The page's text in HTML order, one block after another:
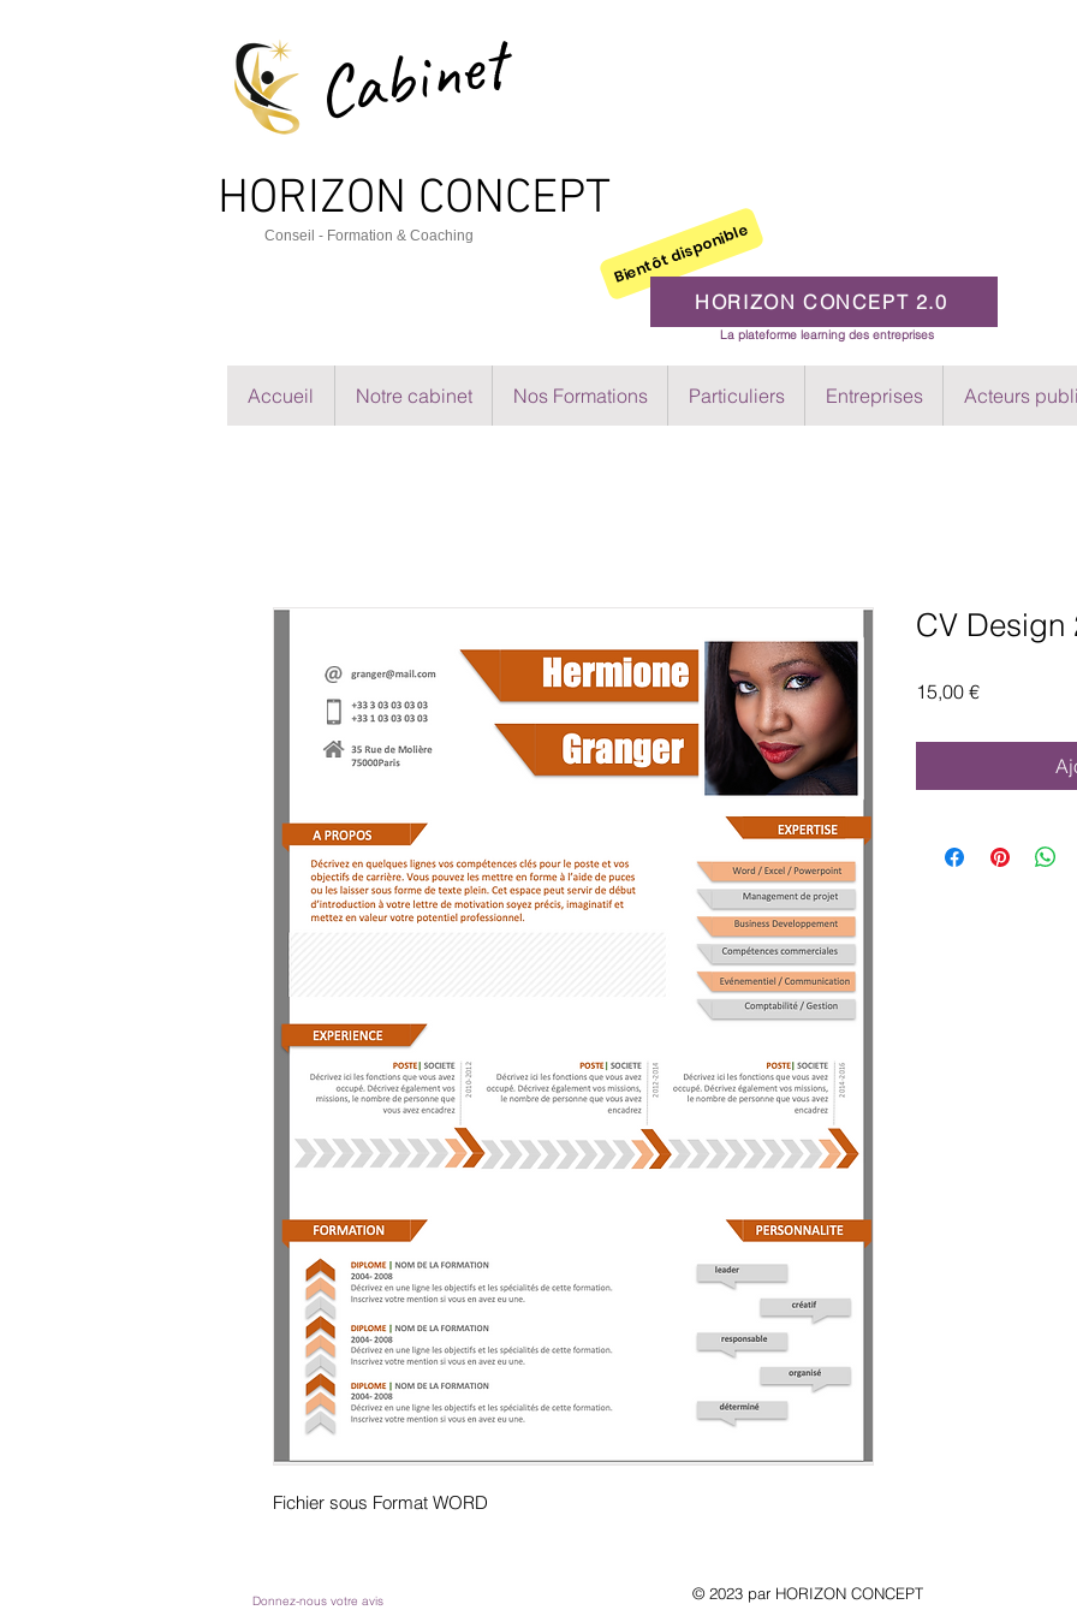
Cabinet
HORIZON CONCEPT
Conseil - Formation & Coaching Bientôt disponible
HORIZON CONCEPT 2.0
La plateforme learning des entreprises
Accueil Notre cabinet Nos Formations Particuliers Entreprises Acteurs
Fichier sous Format WORD
CV Design
15,00 €Prix
Donnez-nous votre avis
© 2023 par HORIZON CONCEPT